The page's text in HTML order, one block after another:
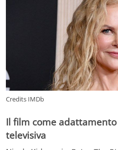
Credits IMDb
Il film come
televisiva